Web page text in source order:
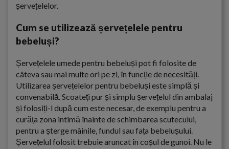
șervețelelor.
Cum se utilizează șervețelele pentru
bebeluși?
Șervețelele umede pentru bebeluși pot fi folosite de
câteva sau mai multe ori pe zi, în funcție de necesități.
Utilizarea șervețelelor pentru bebeluși este simplă și
convenabilă. Scoateți pur și simplu șervețelul din ambalaj
și folosiți-l după cum este necesar, de exemplu pentru a
curăța zona intimă înainte de schimbarea scutecului,
pentru a șterge mâinile, fundul sau fața bebelușului.
Șervețelul folosit trebuie aruncat în coșul de gunoi. Nu le